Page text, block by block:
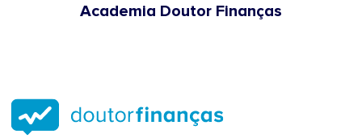
Academia Doutor Finanças